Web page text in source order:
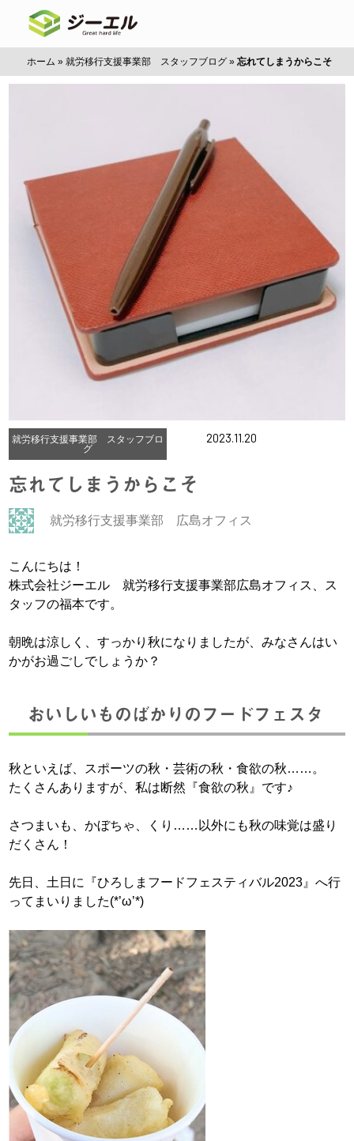
ホーム »就労移行支援事業部 スタッフブログ »忘れてしまうからこそ
就労移行支援事業部 スタッフブロ
グ
2023.11.20
忘れてしまうからこそ
就労移行支援事業部 広島オフィス
こんにちは！
株式会社ジーエル 就労移行支援事業部広島オフィス、ス
タッフの福本です。
朝晩は涼しく、すっかり秋になりましたが、みなさんはい
かがお過ごしでしょうか？
おいしいものばかりのフードフェスタ
秋といえば、スポーツの秋・芸術の秋・食欲の秋……。
たくさんありますが、私は断然『食欲の秋』です♪
さつまいも、かぼちゃ、くり……以外にも秋の味覚は盛り
だくさん！
先日、土日に『ひろしまフードフェスティバル2023』へ行
ってまいりました(*’ω’*)